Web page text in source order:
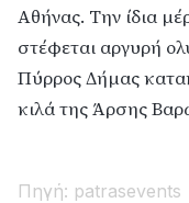
Αθήνας. Την ίδια
στέφεται αργυρή
Πύρρος Δήμας
κιλά της Άρσης
Πηγή: patrasevents